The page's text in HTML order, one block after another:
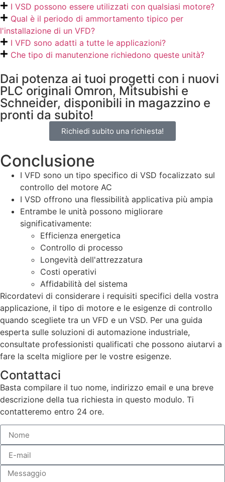
I VSD possono essere utilizzati con qualsiasi motore?
Qual è il periodo di ammortamento tipico per
l'installazione di un VFD?
I VFD sono adatti a tutte le applicazioni?
Che tipo di manutenzione richiedono queste unità?
Dai potenza ai tuoi progetti con i nuovi
PLC originali Omron, Mitsubishi e
Schneider, disponibili in magazzino e
pronti da subito!
Richiedi subito una richiesta!
Conclusione
I VFD sono un tipo specifico di VSD focalizzato sul
controllo del motore AC
I VSD offrono una flessibilità applicativa più ampia
Entrambe le unità possono migliorare
significativamente:
Efficienza energetica
Controllo di processo
Longevità dell'attrezzatura
Costi operativi
Affidabilità del sistema
Ricordatevi di considerare i requisiti specifici della vostra
applicazione, il tipo di motore e le esigenze di controllo
quando scegliete tra un VFD e un VSD. Per una guida
esperta sulle soluzioni di automazione industriale,
consultate professionisti qualificati che possono aiutarvi a
fare la scelta migliore per le vostre esigenze.
Contattaci
Basta compilare il tuo nome, indirizzo email e una breve
descrizione della tua richiesta in questo modulo. Ti
contatteremo entro 24 ore.